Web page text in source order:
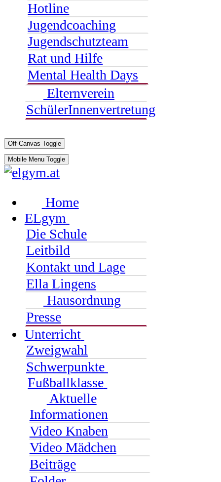
Hotline
Jugendcoaching
Jugendschutzteam
Rat und Hilfe
Mental Health Days
Elternverein
SchülerInnenvertretung
Off-Canvas Toggle
Mobile Menu Toggle
Home
ELgym
Die Schule
Leitbild
Kontakt und Lage
Ella Lingens
Hausordnung
Presse
Unterricht
Zweigwahl
Schwerpunkte
Fußballklasse
Aktuelle
Informationen
Video Knaben
Video Mädchen
Beiträge